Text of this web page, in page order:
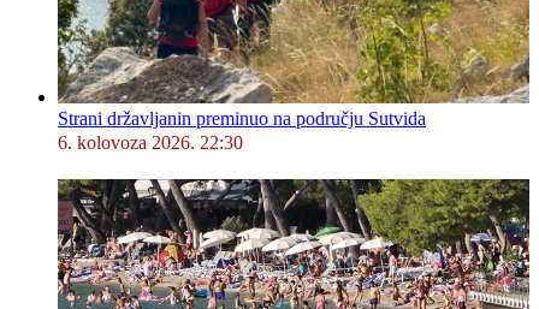
Strani državljanin preminuo na području Sutvida
6. kolovoza 2026. 22:30